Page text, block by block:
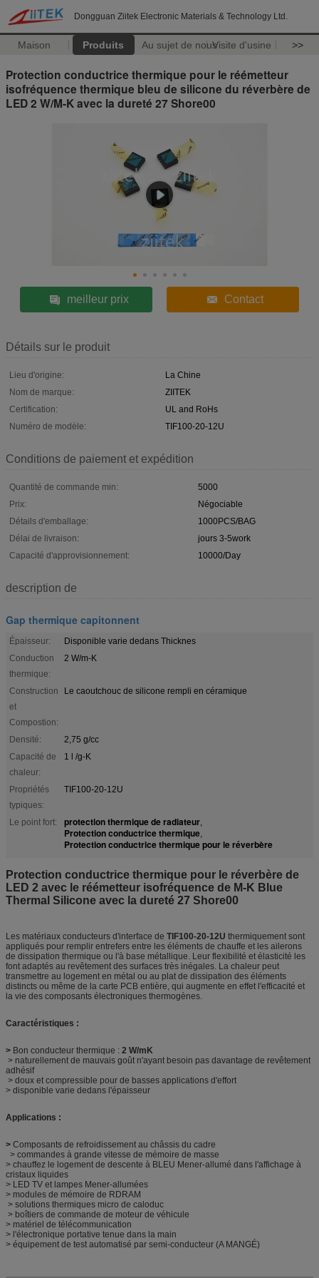
Dongguan Ziitek Electronic Materials & Technology Ltd.
Maison Produits Au sujet de nousVisite d'usine >>
Protection conductrice thermique pour le réémetteur
isofréquence thermique bleu de silicone du réverbère de
LED 2 W/M-K avec la dureté 27 Shore00
meilleur prix Contact
Détails sur le produit
Lieu d'origine:
La Chine
Nom de marque:
ZIITEK
Certification:
UL and RoHs
Numéro de modèle:
TIF100-20-12U
Conditions de paiement et expédition
Quantité de commande min:
5000
Prix:
Négociable
Détails d'emballage:
1000PCS/BAG
Délai de livraison:
jours 3-5work
Capacité d'approvisionnement:
10000/Day
description de
Gap thermique capitonnent
Épaisseur:
Disponible varie dedans Thicknes
Conduction
thermique:
2 W/m-K
Construction
et
Compostion:
Le caoutchouc de silicone rempli en céramique
Densité:
2,75 g/cc
Capacité de
chaleur:
1 l /g-K
Propriétés
typiques:
TIF100-20-12U
Le point fort: protection thermique de radiateur,
Protection conductrice thermique,
Protection conductrice thermique pour le réverbère
Protection conductrice thermique pour le réverbère de
LED 2 avec le réémetteur isofréquence de M-K Blue
Thermal Silicone avec la dureté 27 Shore00
Les matériaux conducteurs d'interface de TIF100-20-12U thermiquement sont
appliqués pour remplir entrefers entre les éléments de chauffe et les ailerons
de dissipation thermique ou l'à base métallique. Leur flexibilité et élasticité les
font adaptés au revêtement des surfaces très inégales. La chaleur peut
transmettre au logement en métal ou au plat de dissipation des éléments
distincts ou même de la carte PCB entière, qui augmente en effet l'efficacité et
la vie des composants électroniques thermogènes.
Caractéristiques :
> Bon conducteur thermique : 2 W/mK
> naturellement de mauvais goût n'ayant besoin pas davantage de revêtement
adhésif
> doux et compressible pour de basses applications d'effort
> disponible varie dedans l'épaisseur
Applications :
> Composants de refroidissement au châssis du cadre
> commandes à grande vitesse de mémoire de masse
> chauffez le logement de descente à BLEU Mener-allumé dans l'affichage à
cristaux liquides
> LED TV et lampes Mener-allumées
> modules de mémoire de RDRAM
> solutions thermiques micro de caloduc
> boîtiers de commande de moteur de véhicule
> matériel de télécommunication
> l'électronique portative tenue dans la main
> équipement de test automatisé par semi-conducteur (A MANGÉ)